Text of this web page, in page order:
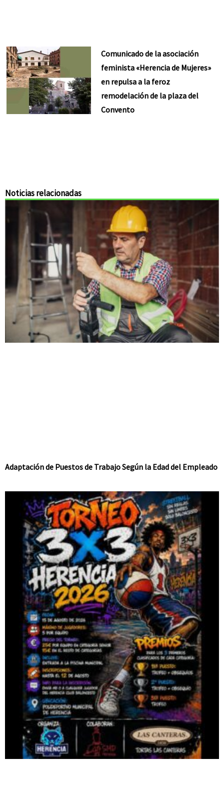
Comunicado de la asociación
feminista «Herencia de Mujeres»
en repulsa a la feroz
remodelación de la plaza del
Convento
Noticias relacionadas
Adaptación de Puestos de Trabajo Según la Edad del Empleado